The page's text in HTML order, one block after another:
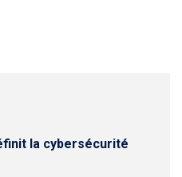
la cybersécurité